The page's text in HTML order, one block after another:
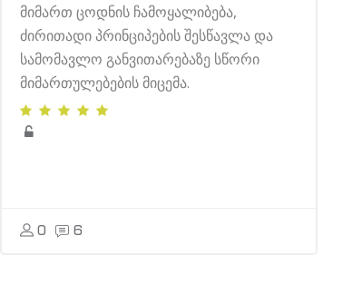
მიმართ ცოდნის ჩამოყალიბება,
ძირითადი პრინციპების შესწავლა და
სამომავლო განვითარებაზე სწორი
მიმართულებების მიცემა.
0 6